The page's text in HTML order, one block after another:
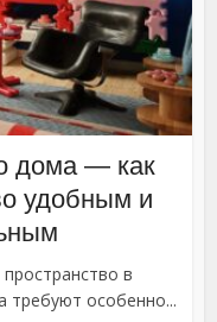
дома — как
удобным и
в
особенно...